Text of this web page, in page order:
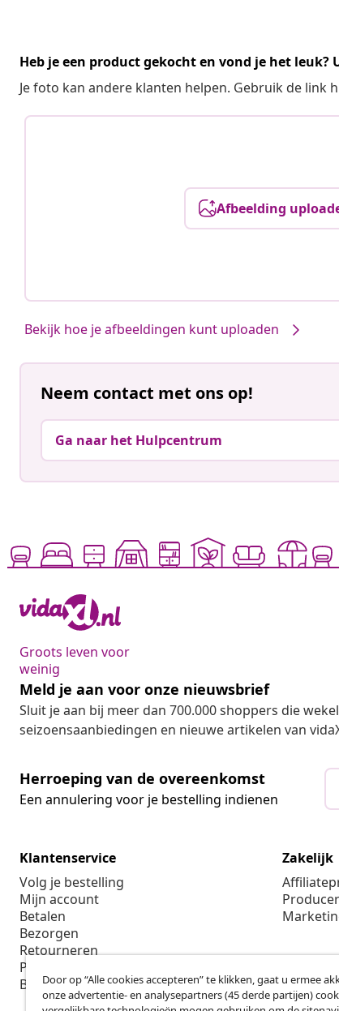
Heb je een product gekocht en vond je het leuk?
Je foto kan andere klanten helpen. Gebruik de link
Afbeelding
Bekijk hoe je afbeeldingen kunt uploaden
Neem contact met ons op!
Ga naar het Hulpcentrum
Groots leven voor
weinig
Meld je aan voor onze nieuwsbrief
Sluit je aan bij meer dan 700.000 shoppers die
seizoensaanbiedingen en nieuwe artikelen van
Herroeping van de overeenkomst
Een annulering voor je bestelling indienen
Klantenservice
Volg je bestelling
Mijn account
Betalen
Bezorgen
Retourneren
Productinformatie
Bestellen
Zakelijk
Door op “Alle cookies accepteren” te klikken, gaat u ermee
onze advertentie- en analysepartners (45 derde partijen)